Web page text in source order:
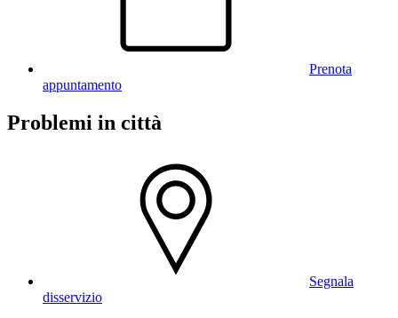
Prenota
appuntamento
Problemi in città
Segnala
disservizio